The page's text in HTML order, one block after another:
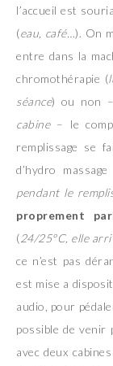
l’accueil est
(eau, café…). On
entre dans la
chromothérapie (
séance) ou non –
cabine– le
remplissage se
d’hydro
pendant le
proprement
(24/25°C, elle
ce n’est pas
est mise a
audio, pour
possible de venir
avec deux